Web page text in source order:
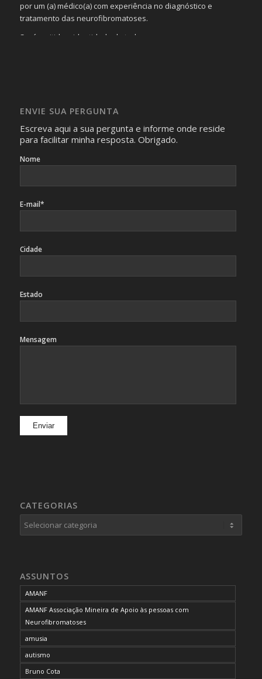
por um (a) médico(a) com experiência no diagnóstico e
tratamento das neurofibromatoses.
Será omitida a identidade de todas as pessoas que
identificação da pessoa fotografada.
ENVIE SUA PERGUNTA
Escreva aqui a sua pergunta e informe onde reside
para facilitar minha resposta. Obrigado.
Nome
E-mail*
Cidade
Estado
Mensagem
CATEGORIAS
Categorias
ASSUNTOS
AMANF
AMANF Associação Mineira de Apoio às pessoas com
Neurofibromatoses
amusia
autismo
Bruno Cota